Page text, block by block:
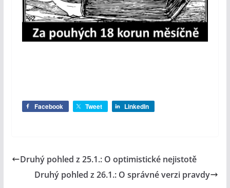
Facebook Tweet LinkedIn
Druhý pohled z 25.1.: O optimistické nejistotě
Druhý pohled z 26.1.: O správné verzi pravdy